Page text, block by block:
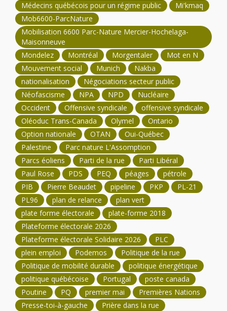
Médecins québécois pour un régime public
Mi'kmaq
Mob6600-ParcNature
Mobilisation 6600 Parc-Nature Mercier-Hochelaga-
Maisonneuve
Mondelez
Montréal Morgentaler
Mot en N
Mouvement social
Munich
Nakba
nationalisation
Négociations secteur public
Néofascisme
NPA NPD
Nucléaire
Occident
Offensive syndicale
offensive syndicale
Oléoduc Trans-Canada
Olymel
Ontario
Option nationale
OTAN
Oui-Québec
Palestine
Parc nature L'Assomption
Parcs éoliens
Parti de la rue
Parti Libéral
Paul Rose
PDS PEQ péages
pétrole
PIB
Pierre Beaudet pipeline PKP
PL-21
PL96
plan de relance
plan vert
plate forme électorale
plate-forme 2018
Plateforme électorale 2026
Plateforme électorale Solidaire 2026
PLC
plein emploi
Podemos
Politique de la rue
Politique de mobilité durable
politique énergétique
politique québécoise
Portugal
poste canada
Poutine
PQ premier mai
Premières Nations
Presse-toi-à-gauche
Prière dans la rue